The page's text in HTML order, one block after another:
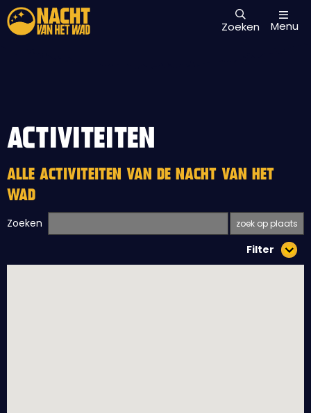
Zoeken Menu
ACTIVITEITEN
ALLE ACTIVITEITEN VAN DE NACHT VAN HET
WAD
Zoeken
Filter